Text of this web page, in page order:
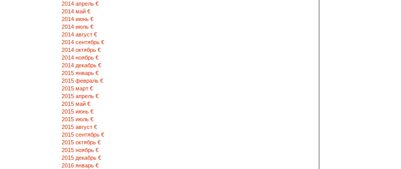
2014 апрель €
2014 май €
2014 июнь €
2014 июль €
2014 август €
2014 сентябрь €
2014 октябрь €
2014 ноябрь €
2014 декабрь €
2015 январь €
2015 февраль €
2015 март €
2015 апрель €
2015 май €
2015 июнь €
2015 июль €
2015 август €
2015 сентябрь €
2015 октябрь €
2015 ноябрь €
2015 декабрь €
2016 январь €